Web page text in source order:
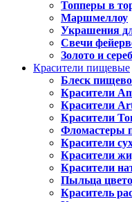
Топперы в
Маршмеллоу
Украшения
Свечи
Золото и
Красители пищевые
Блеск
Красители
Красители
Красители
Фломастеры
Красители
Красители
Красители
Пыльца
Краситель